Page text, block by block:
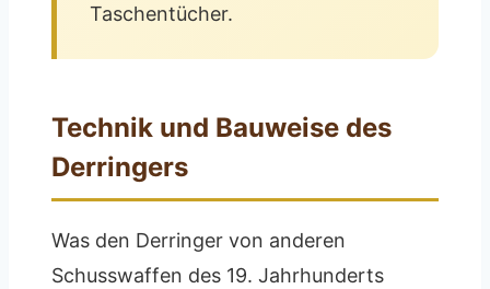
Taschentücher.
Technik und Bauweise des
Derringers
Was den Derringer von anderen
Schusswaffen des 19. Jahrhunderts